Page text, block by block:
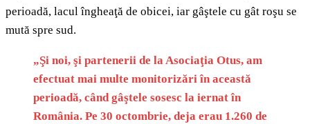
perioadă, lacul îngheaţă de obicei, iar gâştele cu gât roşu se
mută spre sud.
„Şi noi, şi partenerii de la Asociaţia Otus, am
efectuat mai multe monitorizări în această
perioadă, când gâştele sosesc la iernat în
România. Pe 30 octombrie, deja erau 1.260 de